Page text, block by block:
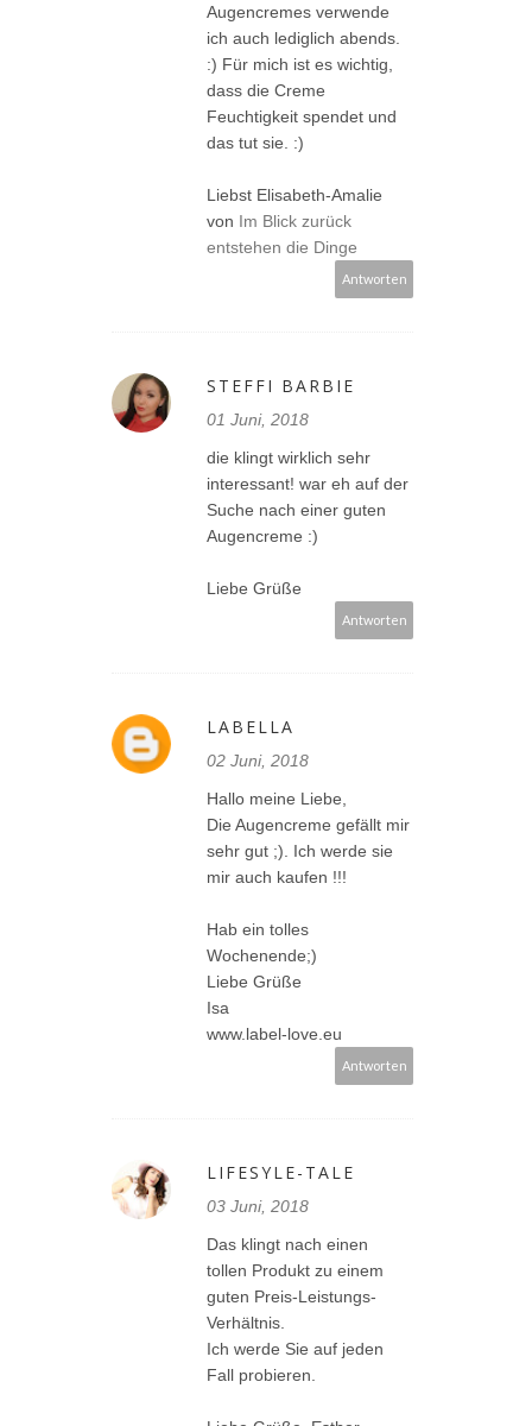
Augencremes verwende
ich auch lediglich abends.
:) Für mich ist es wichtig,
dass die Creme
Feuchtigkeit spendet und
das tut sie. :)
Liebst Elisabeth-Amalie
von Im Blick zurück
entstehen die Dinge
Antworten
STEFFI BARBIE
01 Juni, 2018
die klingt wirklich sehr
interessant! war eh auf der
Suche nach einer guten
Augencreme :)
Liebe Grüße
Antworten
LABELLA
02 Juni, 2018
Hallo meine Liebe,
Die Augencreme gefällt mir
sehr gut ;). Ich werde sie
mir auch kaufen !!!
Hab ein tolles
Wochenende;)
Liebe Grüße
Isa
www.label-love.eu
Antworten
LIFESYLE-TALE
03 Juni, 2018
Das klingt nach einen
tollen Produkt zu einem
guten Preis-Leistungs-
Verhältnis.
Ich werde Sie auf jeden
Fall probieren.